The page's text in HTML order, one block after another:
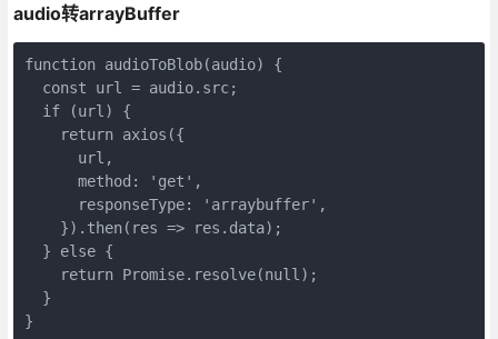
audio转arrayBuffer
function audioToBlob(audio) {
  const url = audio.src;
  if (url) {
    return axios({
      url,
      method: 'get',
      responseType: 'arraybuffer',
    }).then(res => res.data);
  } else {
    return Promise.resolve(null);
  }
}